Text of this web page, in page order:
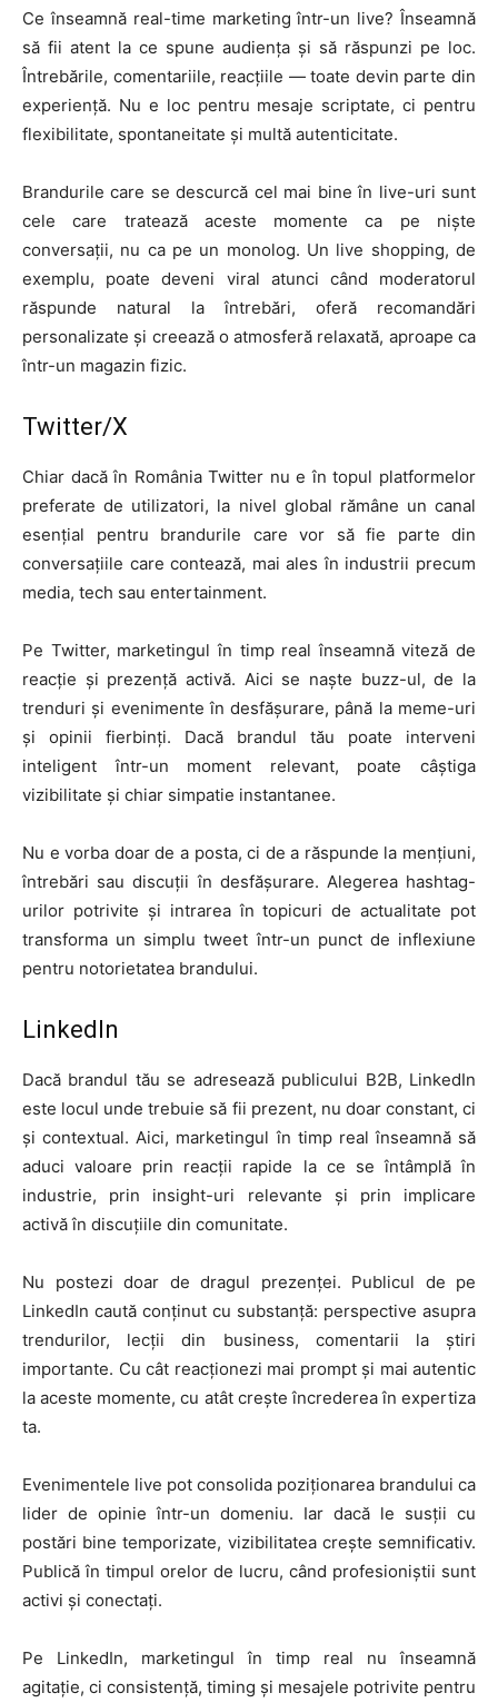
Ce înseamnă real-time marketing într-un live? Înseamnă
să fii atent la ce spune audiența și să răspunzi pe loc.
Întrebările, comentariile, reacțiile — toate devin parte din
experiență. Nu e loc pentru mesaje scriptate, ci pentru
flexibilitate, spontaneitate și multă autenticitate.
Brandurile care se descurcă cel mai bine în live-uri sunt
cele care tratează aceste momente ca pe niște
conversații, nu ca pe un monolog. Un live shopping, de
exemplu, poate deveni viral atunci când moderatorul
răspunde natural la întrebări, oferă recomandări
personalizate și creează o atmosferă relaxată, aproape ca
într-un magazin fizic.
Twitter/X
Chiar dacă în România Twitter nu e în topul platformelor
preferate de utilizatori, la nivel global rămâne un canal
esențial pentru brandurile care vor să fie parte din
conversațiile care contează, mai ales în industrii precum
media, tech sau entertainment.
Pe Twitter, marketingul în timp real înseamnă viteză de
reacție și prezență activă. Aici se naște buzz-ul, de la
trenduri și evenimente în desfășurare, până la meme-uri
și opinii fierbinți. Dacă brandul tău poate interveni
inteligent într-un moment relevant, poate câștiga
vizibilitate și chiar simpatie instantanee.
Nu e vorba doar de a posta, ci de a răspunde la mențiuni,
întrebări sau discuții în desfășurare. Alegerea hashtag-
urilor potrivite și intrarea în topicuri de actualitate pot
transforma un simplu tweet într-un punct de inflexiune
pentru notorietatea brandului.
LinkedIn
Dacă brandul tău se adresează publicului B2B, LinkedIn
este locul unde trebuie să fii prezent, nu doar constant, ci
și contextual. Aici, marketingul în timp real înseamnă să
aduci valoare prin reacții rapide la ce se întâmplă în
industrie, prin insight-uri relevante și prin implicare
activă în discuțiile din comunitate.
Nu postezi doar de dragul prezenței. Publicul de pe
LinkedIn caută conținut cu substanță: perspective asupra
trendurilor, lecții din business, comentarii la știri
importante. Cu cât reacționezi mai prompt și mai autentic
la aceste momente, cu atât crește încrederea în expertiza
ta.
Evenimentele live pot consolida poziționarea brandului ca
lider de opinie într-un domeniu. Iar dacă le susții cu
postări bine temporizate, vizibilitatea crește semnificativ.
Publică în timpul orelor de lucru, când profesioniștii sunt
activi și conectați.
Pe LinkedIn, marketingul în timp real nu înseamnă
agitație, ci consistență, timing și mesajele potrivite pentru